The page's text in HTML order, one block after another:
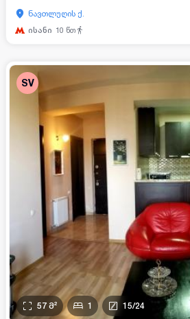
ნავთლუღის ქ.
ისანი 10 წთ
SV
57 მ² 1 15/24